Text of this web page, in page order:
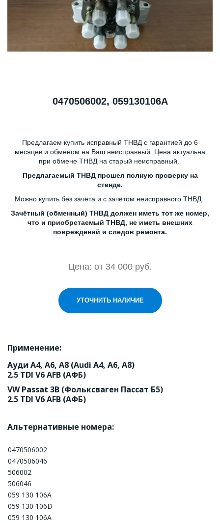
0470506002, 059130106A
Предлагаем купить исправный ТНВД с гарантией до 6
месяцев и обменом на Ваш неисправный. Цена актуальна
при обмене ТНВД на старый неисправный.
Предлагаемый ТНВД прошел полную проверку на
стенде.
Можно купить без зачёта и с зачётом неисправного ТНВД.
Зачётный (обменный) ТНВД должен иметь тот же номер,
что и приобретаемый ТНВД, не иметь внешних
повреждений и следов ремонта.
Цена: от 34 000 руб.
УТОЧНИТЬ НАЛИЧИЕ
Применение:
Ауди А4, А6, А8 (Audi A4, A6, A8)
2.5 TDI V6 AFB (АФБ)
VW Passat 3B (Фольксваген Пассат Б5)
2.5 TDI V6 AFB (АФБ)
Альтернативные номера:
0470506002
0470506046
506002
506046
059 130 106A
059 130 106D
059 130 106А